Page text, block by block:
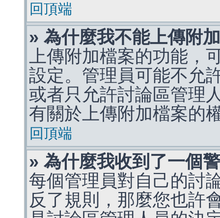
回頂端
» 為什麼我不能上傳附
上傳附加檔案的功能，
設定。管理員可能不允
或者只允許討論區管理
有關於上傳附加檔案的
回頂端
» 為什麼我收到了一個
每個管理員對自己的討
反了規則，那麼您也許